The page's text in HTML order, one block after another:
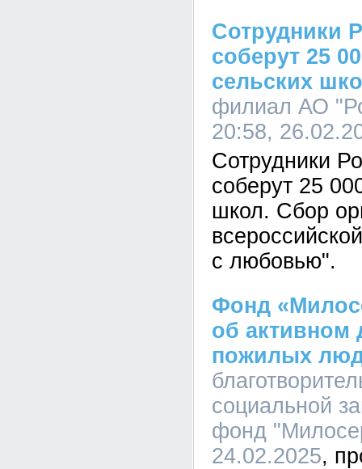
Сотрудники
соберут 25
сельских
филиал АО
20:58,
Сотрудники
соберут 25
школ. Сбор
с любовью".
Фонд
об активном
пожилых
социальной
фонд
24.02.2025